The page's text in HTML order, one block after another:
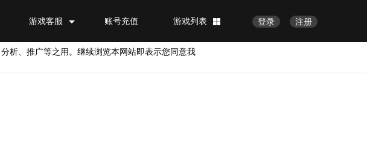
注册
登录
游戏列表
账号充值
游戏客服
分析、推广等之用。继续浏览本网站即表示您同意我